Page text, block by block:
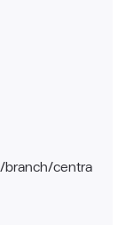
centra